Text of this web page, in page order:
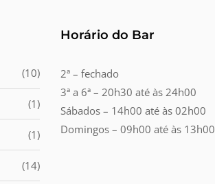
(10)
(1)
(1)
(14)
Horário do Bar
2ª – fechado
3ª a 6ª – 20h30 até às 24h00
Sábados – 14h00 até às 02h00
Domingos – 09h00 até às 13h00